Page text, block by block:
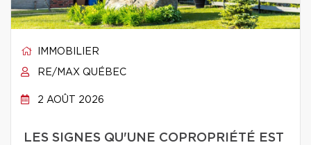
IMMOBILIER
RE/MAX QUÉBEC
2 AOÛT 2026
LES SIGNES QU'UNE COPROPRIÉTÉ EST